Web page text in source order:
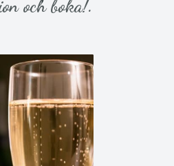
och boka!.